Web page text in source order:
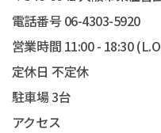
電話番号 06-4303-5920
営業時間 11:00 - 18:30
定休日 不定休
駐車場 3台
アクセス